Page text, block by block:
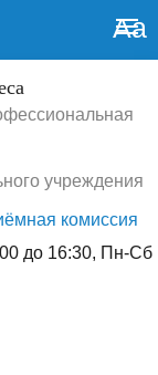
Aa
учреждения
комиссия
до 16:30, Пн-Сб